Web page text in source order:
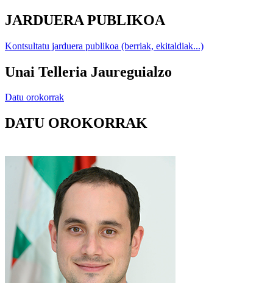
JARDUERA PUBLIKOA
Kontsultatu jarduera publikoa (berriak, ekitaldiak...)
Unai Telleria Jaureguialzo
Datu orokorrak
DATU OROKORRAK